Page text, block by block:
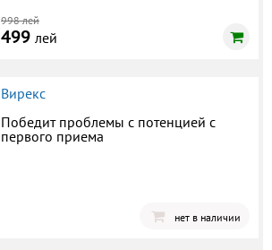
998 лей
499 лей
Вирекс
Победит проблемы с потенцией с
первого приема
нет в наличии